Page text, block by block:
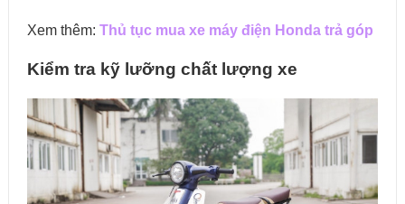
Xem thêm: Thủ tục mua xe máy điện Honda trả góp
Kiểm tra kỹ lưỡng chất lượng xe